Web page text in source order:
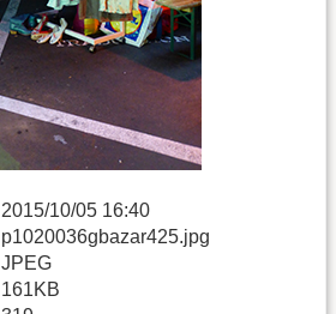
2015/10/05 16:40
p1020036gbazar425.jpg
JPEG
161KB